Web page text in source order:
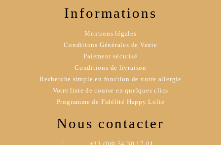
Informations
Mentions légales
Conditions Générales de Vente
Paiement sécurisé
Conditions de livraison
Recherche simple en fonction de votre allergie
Votre liste de course en quelques clics
Programme de Fidélité Happy Lolie
Nous contacter